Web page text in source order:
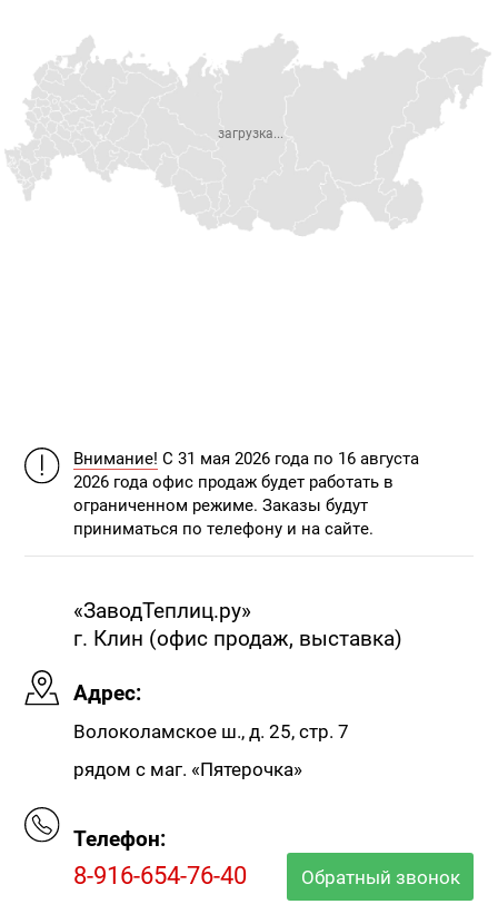
Внимание! С 31 мая 2026 года по 16 августа
2026 года офис продаж будет работать в
ограниченном режиме. Заказы будут
приниматься по телефону и на сайте.
«ЗаводТеплиц.ру»
г. Клин (офис продаж, выставка)
Адрес:
Волоколамское ш., д. 25, стр. 7
рядом с маг. «Пятерочка»
Телефон:
8-916-654-76-40 Обратный звонок
загрузка...